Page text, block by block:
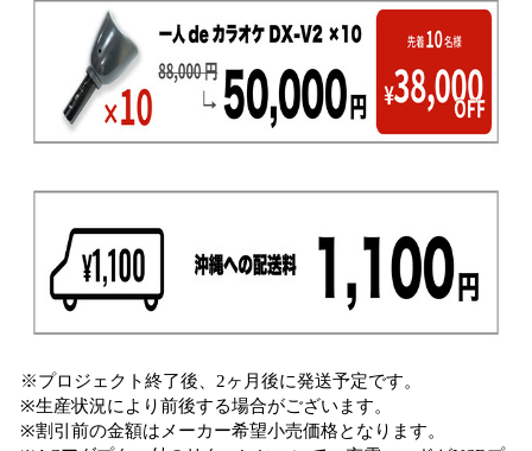
※プロジェクト終了後、2ヶ月後に発送予定です。
※生産状況により前後する場合がございます。
※割引前の金額はメーカー希望小売価格となります。